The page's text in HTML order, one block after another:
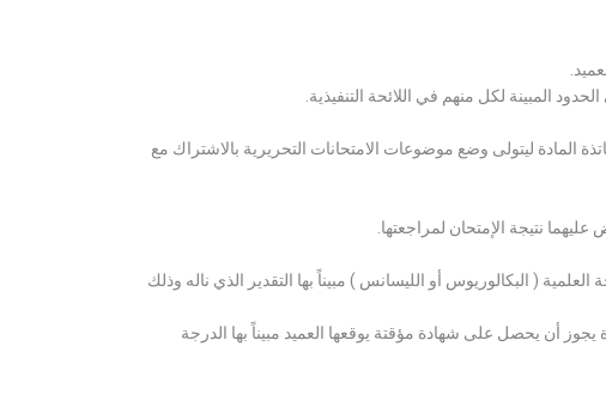
المبينة لكل منهم في اللائحة التنفيذية.
المادة ليتولى وضع موضوعات الامتحانات التحريرية بالاشتراك مع
نتيجة الإمتحان لمراجعتها.
( البكالوريوس أو الليسانس ) مبيناً بها التقدير الذي ناله وذلك
أن يحصل على شهادة مؤقتة يوقعها العميد مبيناً بها الدرجة